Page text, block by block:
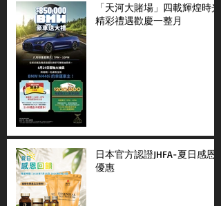
「天河大賭場」四載輝煌時光
精彩禮遇歡慶一整月
日本官方認證JHFA-夏日感恩
優惠